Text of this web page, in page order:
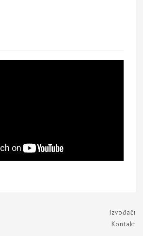
Izvođači
Kontakt